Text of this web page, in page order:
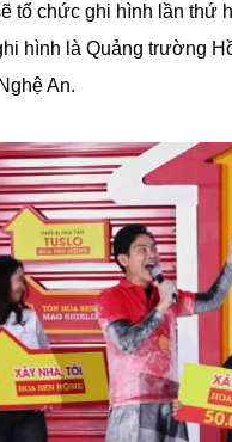
tổ chức ghi hình lần thứ
hình là Quảng trường
An.